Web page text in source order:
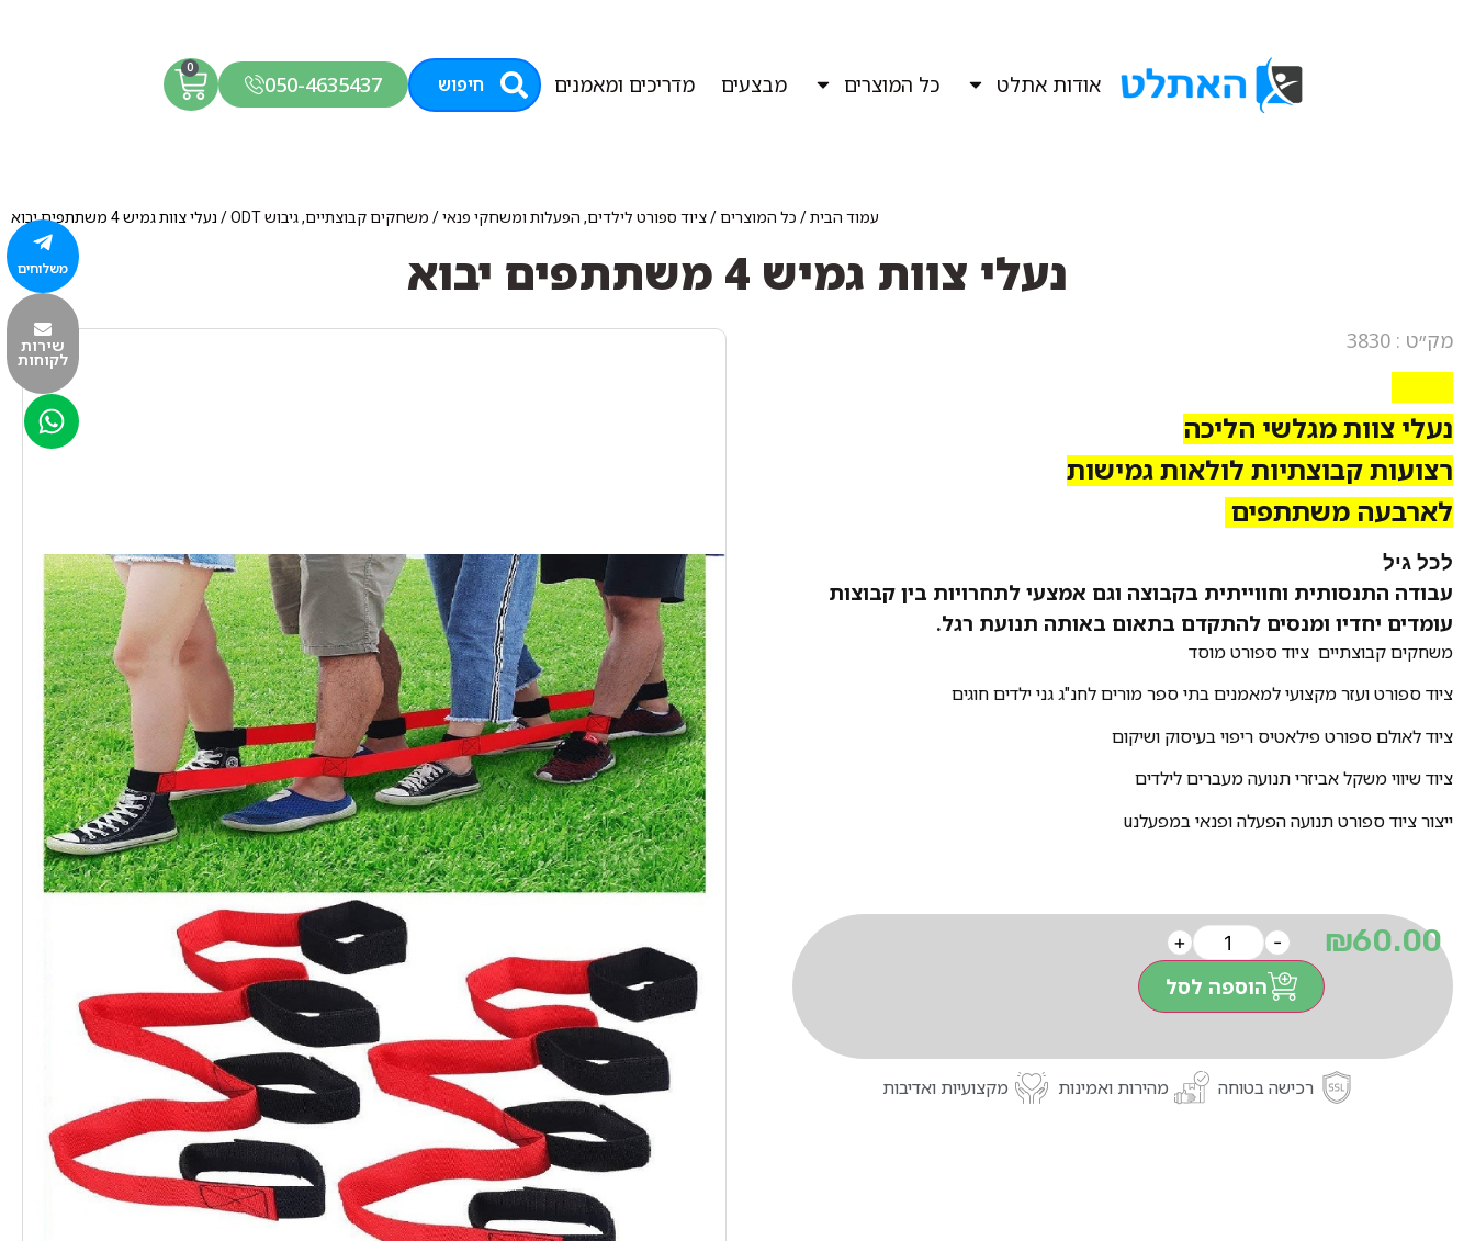
אודות אתלט כל המוצרים מבצעים מדריכים ומאמנים חיפוש 050-4635437
0
עמוד הבית/ כל המוצרים /ציוד ספורט לילדים, הפעלות ומשחקי פנאי/ משחקים קבוצתיים, גיבוש ODT / נעלי צוות גמיש 4 משתתפים יבוא
נעלי צוות גמיש 4 משתתפים יבוא
מק״ט : 3830
נעלי צוות מגלשי הליכה
רצועות קבוצתיות לולאות גמישות
לארבעה משתתפים
לכל גיל
עבודה התנסותית וחווייתית בקבוצה וגם אמצעי לתחרויות בין קבוצות
עומדים יחדיו ומנסים להתקדם בתאום באותה תנועת רגל.
משחקים קבוצתיים ציוד ספורט מוסד
ציוד ספורט ועזר מקצועי למאמנים בתי ספר מורים לחנ"ג גני ילדים חוגים
ציוד לאולם ספורט פילאטיס ריפוי בעיסוק ושיקום
ציוד שיווי משקל אביזרי תנועה מעברים לילדים
ייצור ציוד ספורט תנועה הפעלה ופנאי במפעלנu
₪60.00
-
+
הוספה לסל
רכישה בטוחה מהירות ואמינות מקצועיות ואדיבות
משלוחים
שירות
לקוחות